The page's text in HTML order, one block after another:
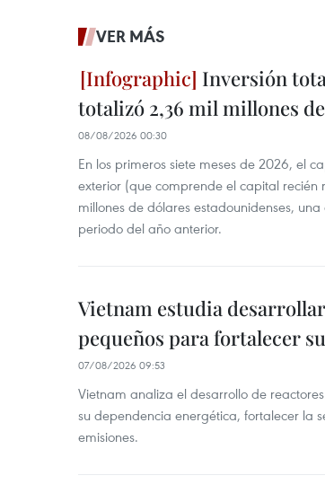
VER MÁS
Inversión
totalizó 2,36 mil millones
08/08/2026 00:30
En los primeros siete meses de 2026, el
exterior (que comprende el capital
millones de dólares estadounidenses,
periodo del año anterior.
Vietnam estudia
pequeños para fortalecer
07/08/2026 09:53
Vietnam analiza el desarrollo de
su dependencia energética, fortalecer la
emisiones.